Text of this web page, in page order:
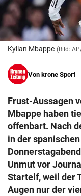
© Krone Multimedia
Muthgasse 2, 1190
Kylian Mbappe (Bild:
Von krone Sport
Frust-Aussagen
Mbappe haben
offenbart. Nach
in der
Unmut vor
Startelf, weil der
Augen nur der